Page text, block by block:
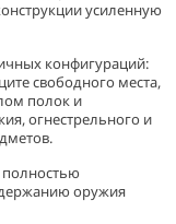
усиленную
конфигураций:
свободного места,
полок и
огнестрельного и
полностью
оружия